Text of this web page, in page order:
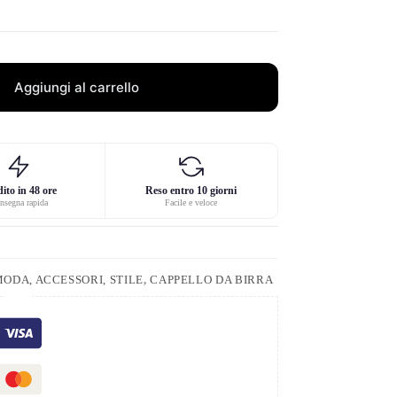
Aggiungi al carrello
in 48 ore
rapida
Reso entro 10 giorni
Facile e veloce
ACCESSORI, STILE,CAPPELLO DA BIRRA